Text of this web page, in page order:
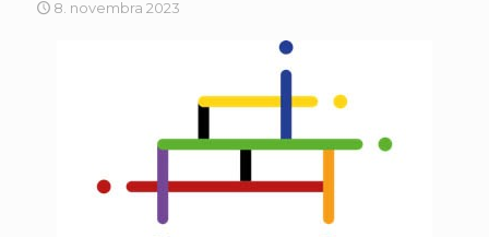
8. novembra 2023